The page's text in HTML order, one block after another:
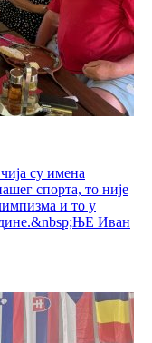
су имена
спорта, то није
и то у
Иван